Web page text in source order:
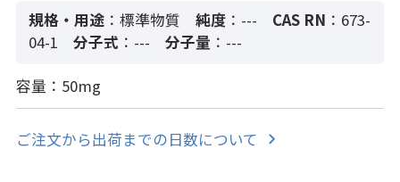
規格・用途 ：標準物質 純度：--- CAS RN ：673-
04-1
分子式 ：--- 分子量 ：---
容量：50mg
ご注文から出荷までの日数について